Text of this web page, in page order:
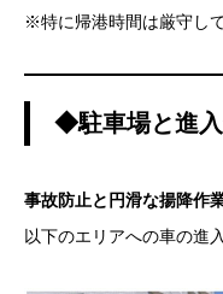
※特に帰港時間は厳守し
◆駐車場と進
事故防止と円滑な揚降作
以下のエリアへの車の進